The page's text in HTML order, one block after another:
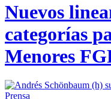
Nuevos
categorías
Menores